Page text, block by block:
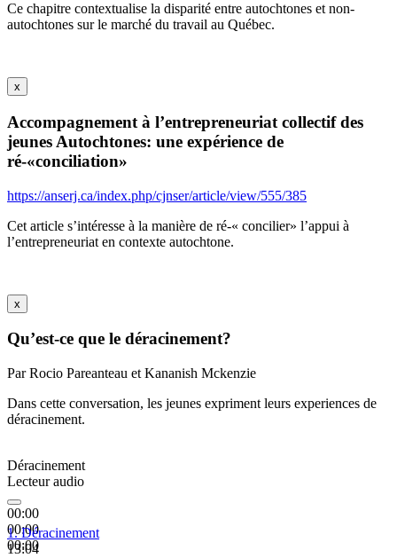
Ce chapitre contextualise la disparité entre autochtones et non-
autochtones sur le marché du travail au Québec.
x
Accompagnement à l’entrepreneuriat collectif des
jeunes Autochtones: une expérience de
ré-«conciliation»
https://anserj.ca/index.php/cjnser/article/view/555/385
Cet article s’intéresse à la manière de ré-« concilier» l’appui à
l’entrepreneuriat en contexte autochtone.
x
Qu’est-ce que le déracinement?
Par Rocio Pareanteau et Kananish Mckenzie
Dans cette conversation, les jeunes expriment leurs experiences de
déracinement.
Déracinement
Lecteur audio
00:00
00:00
00:00
1.Déracinement
13:04